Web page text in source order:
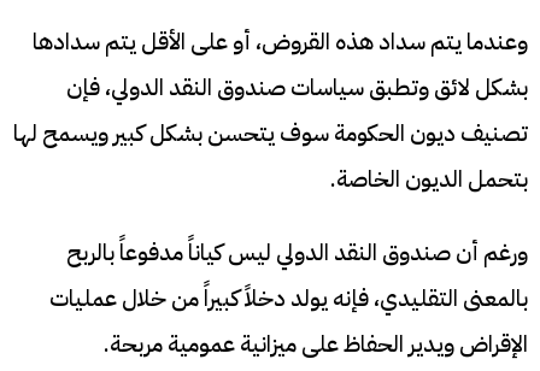
وعندما يتم سداد هذه القروض، أو على الأقل يتم سدادها
بشكل لائق وتطبق سياسات صندوق النقد الدولي، فإن
تصنيف ديون الحكومة سوف يتحسن بشكل كبير ويسمح لها
بتحمل الديون الخاصة.
ورغم أن صندوق النقد الدولي ليس كياناً مدفوعاً بالربح
بالمعنى التقليدي، فإنه يولد دخلاً كبيراً من خلال عمليات
الإقراض ويدير الحفاظ على ميزانية عمومية مربحة.